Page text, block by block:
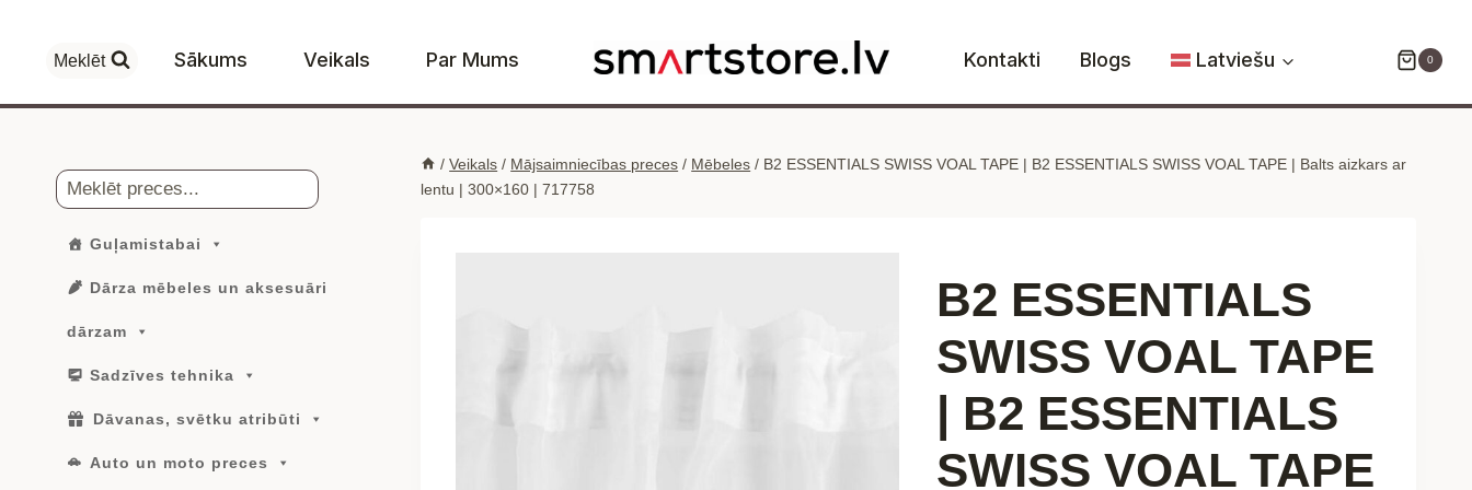
content
Meklēt Sākums Veikals Par Mums Kontakti Blogs Latviešu 0
/ Veikals / Mājsaimniecības preces / Mēbeles / B2 ESSENTIALS SWISS VOAL TAPE | B2 ESSENTIALS SWISS VOAL TAPE | Balts aizkars ar
lentu | 300×160 | 717758
B2 ESSENTIALS
SWISS VOAL TAPE
| B2 ESSENTIALS
SWISS VOAL TAPE
Meklēt
Guļamistabai
Dārza mēbeles un aksesuāri
dārzam
Sadzīves tehnika
Dāvanas, svētku atribūti
Auto un moto preces
TAPE
|
ESSENTIALS
Balts
aizkars
ar
lentu
|
300x160